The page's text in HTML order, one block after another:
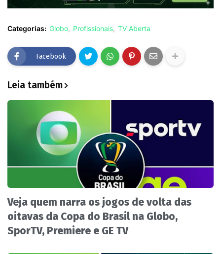
Categorias: Globo Profissionais TV Aberta
Facebook
Leia também
Veja quem narra os jogos de volta das
oitavas da Copa do Brasil na Globo,
SporTV, Premiere e GE TV